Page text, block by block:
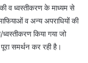
व ध्वस्तीकरण के माध्यम से
व अन्य अपराधियों की
किया गया जो
समर्थन कर रही है।